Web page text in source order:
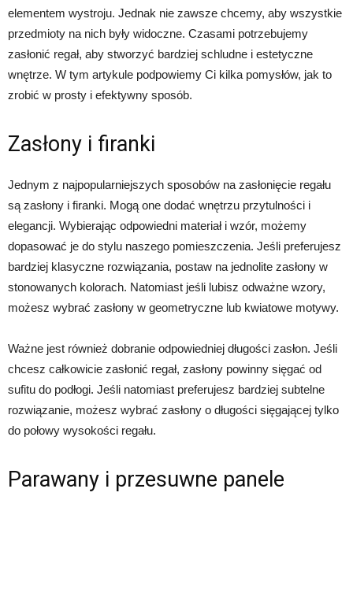
elementem wystroju. Jednak nie zawsze chcemy, aby wszystkie
przedmioty na nich były widoczne. Czasami potrzebujemy
zasłonić regał, aby stworzyć bardziej schludne i estetyczne
wnętrze. W tym artykule podpowiemy Ci kilka pomysłów, jak to
zrobić w prosty i efektywny sposób.
Zasłony i firanki
Jednym z najpopularniejszych sposobów na zasłonięcie regału
są zasłony i firanki. Mogą one dodać wnętrzu przytulności i
elegancji. Wybierając odpowiedni materiał i wzór, możemy
dopasować je do stylu naszego pomieszczenia. Jeśli preferujesz
bardziej klasyczne rozwiązania, postaw na jednolite zasłony w
stonowanych kolorach. Natomiast jeśli lubisz odważne wzory,
możesz wybrać zasłony w geometryczne lub kwiatowe motywy.
Ważne jest również dobranie odpowiedniej długości zasłon. Jeśli
chcesz całkowicie zasłonić regał, zasłony powinny sięgać od
sufitu do podłogi. Jeśli natomiast preferujesz bardziej subtelne
rozwiązanie, możesz wybrać zasłony o długości sięgającej tylko
do połowy wysokości regału.
Parawany i przesuwne panele